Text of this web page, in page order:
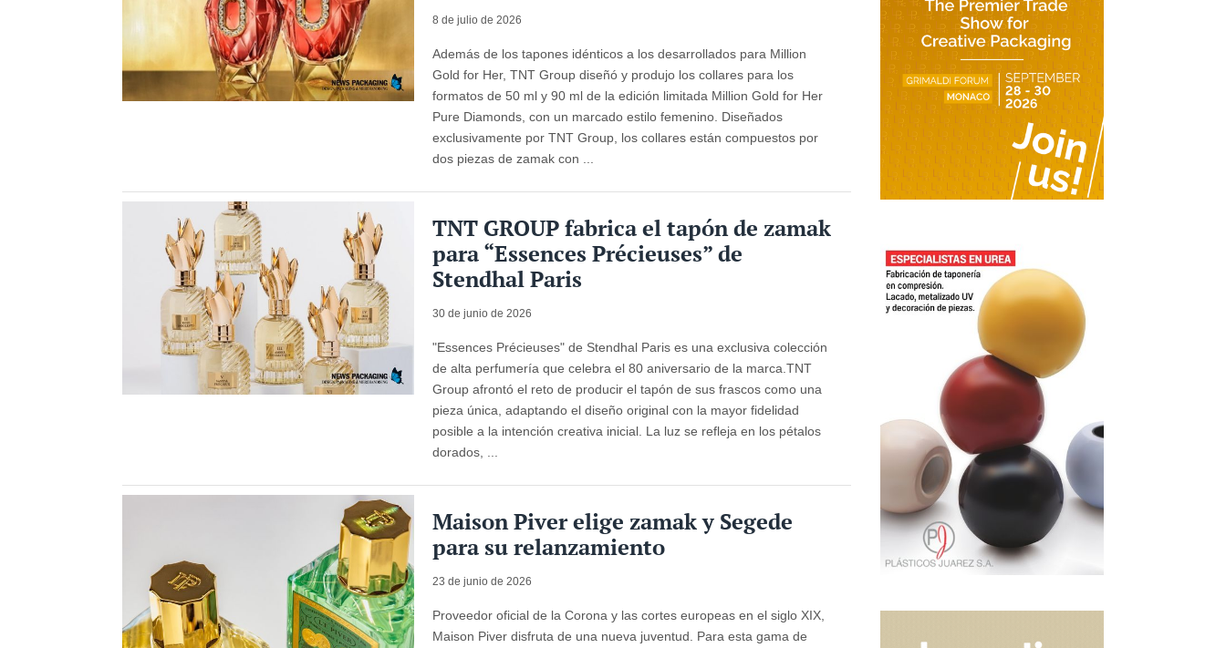
8 de julio de 2026
Además de los tapones idénticos a los desarrollados para Million
Gold for Her, TNT Group diseñó y produjo los collares para los
formatos de 50 ml y 90 ml de la edición limitada Million Gold for Her
Pure Diamonds, con un marcado estilo femenino. Diseñados
exclusivamente por TNT Group, los collares están compuestos por
dos piezas de zamak con ...
TNT GROUP fabrica el tapón de zamak
para “Essences Précieuses” de
Stendhal Paris
30 de junio de 2026
"Essences Précieuses" de Stendhal Paris es una exclusiva colección
de alta perfumería que celebra el 80 aniversario de la marca.TNT
Group afrontó el reto de producir el tapón de sus frascos como una
pieza única, adaptando el diseño original con la mayor fidelidad
posible a la intención creativa inicial. La luz se refleja en los pétalos
dorados, ...
Maison Piver elige zamak y Segede
para su relanzamiento
23 de junio de 2026
Proveedor oficial de la Corona y las cortes europeas en el siglo XIX,
Maison Piver disfruta de una nueva juventud. Para esta gama de